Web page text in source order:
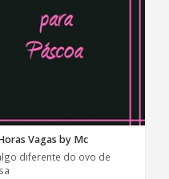
Vagas by Mc
diferente do ovo de